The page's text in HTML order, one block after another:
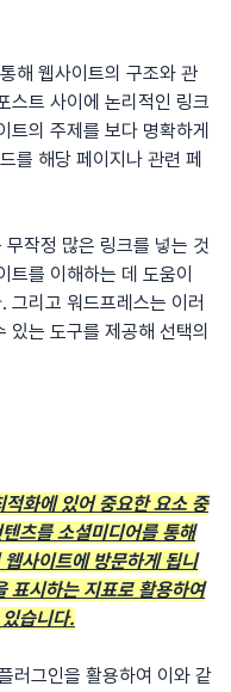
해 웹사이트의 구조와 관
스트 사이에 논리적인 링크
트의 주제를 보다 명확하게
를 해당 페이지나 관련 페
작정 많은 링크를 넣는 것
트를 이해하는 데 도움이
그리고 워드프레스는 이러
있는 도구를 제공해 선택의
화에 있어 중요한 요소 중
츠를 소셜미디어를 통해
사이트에 방문하게 됩니
표시하는 지표로 활용하여
습니다.
러그인을 활용하여 이와 같